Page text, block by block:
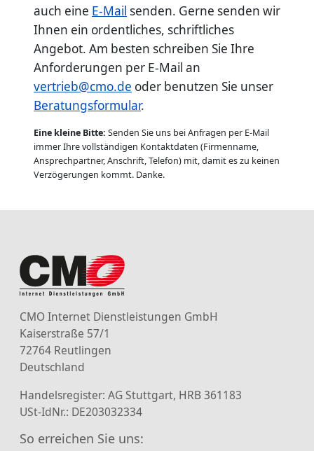
auch eine E-Mail senden. Gerne senden wir
Ihnen ein ordentliches, schriftliches
Angebot. Am besten schreiben Sie Ihre
Anforderungen per E-Mail an
vertrieb@cmo.de oder benutzen Sie unser
Beratungsformular.
Eine kleine Bitte: Senden Sie uns bei Anfragen per E-Mail
immer Ihre vollständigen Kontaktdaten (Firmenname,
Ansprechpartner, Anschrift, Telefon) mit, damit es zu keinen
Verzögerungen kommt. Danke.
CMO Internet Dienstleistungen GmbH
Kaiserstraße 57/1
72764 Reutlingen
Deutschland
Handelsregister: AG Stuttgart, HRB 361183
USt-IdNr.: DE203032334
So erreichen Sie uns: